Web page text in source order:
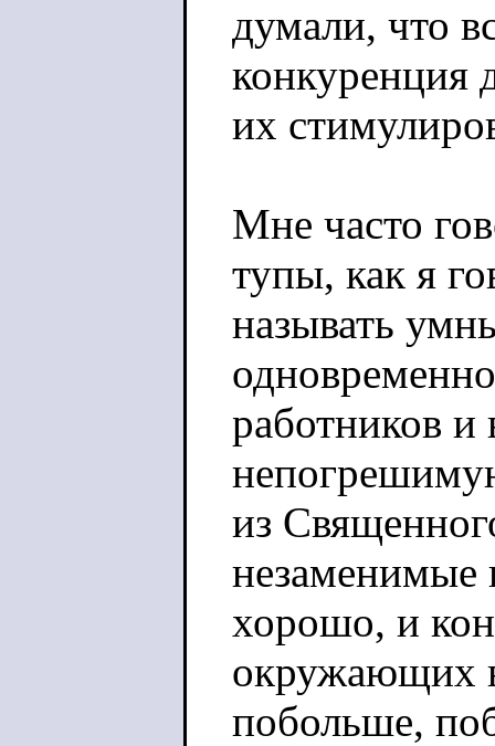
думали, что
конкуренция
их
Мне часто
тупы, как я
называть
работников
из
незаменимые
хорошо, и
окружающих
побольше,